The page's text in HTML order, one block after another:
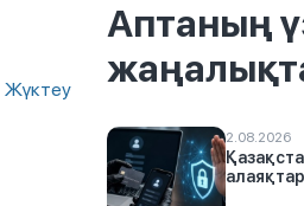
Жүктеу
Аптаның
2.08.2026